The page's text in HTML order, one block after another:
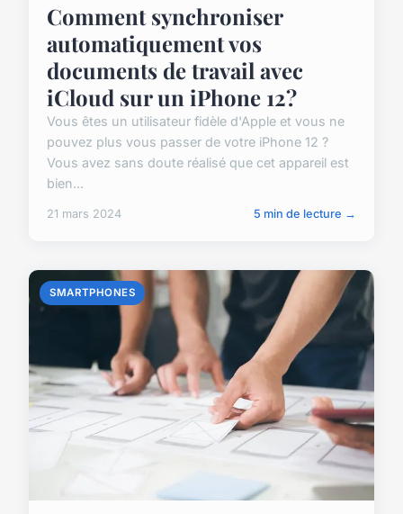
Comment synchroniser
automatiquement vos
documents de travail avec
iCloud sur un iPhone 12?
Vous êtes un utilisateur fidèle d'Apple et vous ne
pouvez plus vous passer de votre iPhone 12 ?
Vous avez sans doute réalisé que cet appareil est
bien...
21 mars 2024 5 min de lecture →
SMARTPHONES